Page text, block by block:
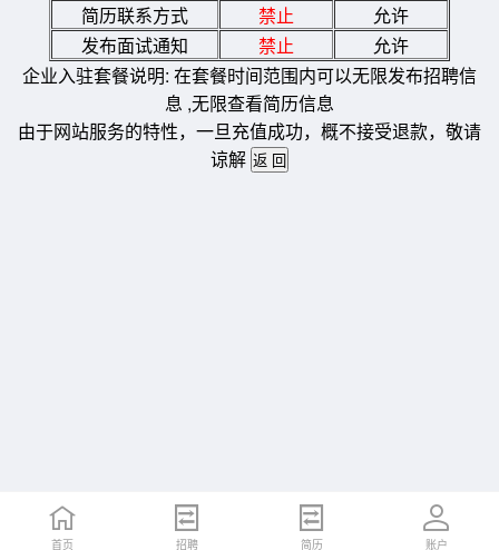
简历联系方式
禁止
允许
发布面试通知
禁止
允许
企业入驻套餐说明: 在套餐时间范围内可以无限发布招聘信
息 ,无限查看简历信息
由于网站服务的特性，一旦充值成功，概不接受退款，敬请
谅解
首页 招聘 简历 账户